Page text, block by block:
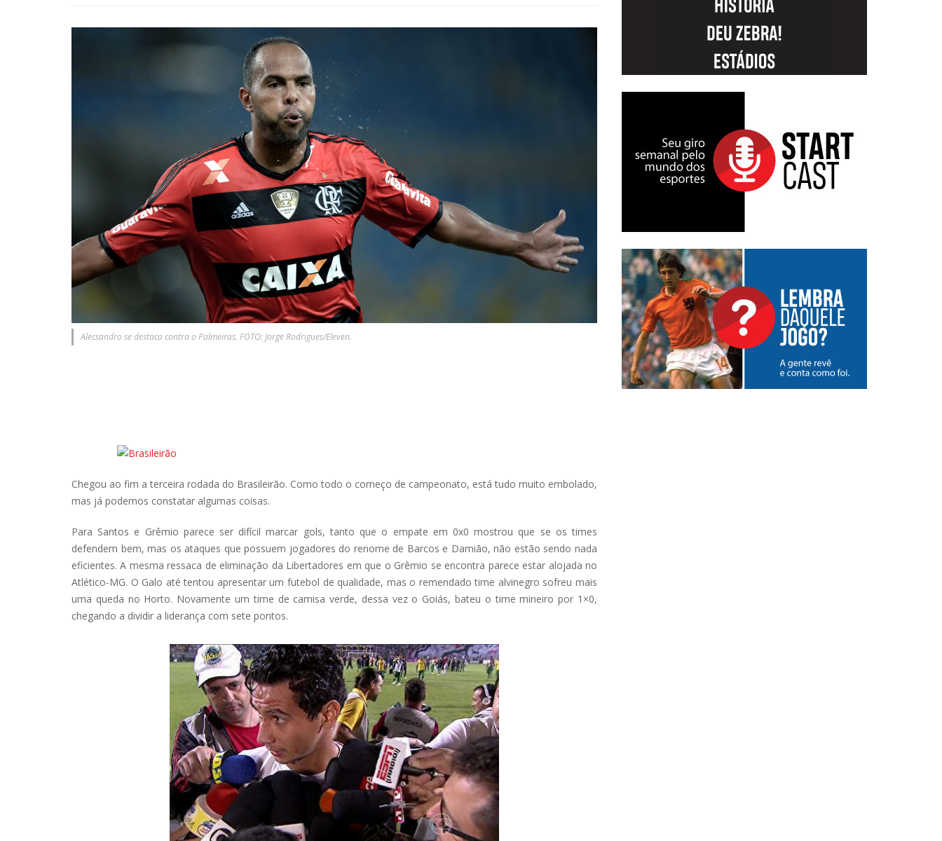
Alecsandro se destaca contra o Palmeiras. FOTO: Jorge Rodrigues/Eleven.
Chegou ao fim a terceira rodada do Brasileirão. Como todo o começo de campeonato, está tudo muito embolado,
mas já podemos constatar algumas coisas.
Para Santos e Grêmio parece ser difícil marcar gols, tanto que o empate em 0x0 mostrou que se os times
defendem bem, mas os ataques que possuem jogadores do renome de Barcos e Damião, não estão sendo nada
eficientes. A mesma ressaca de eliminação da Libertadores em que o Grêmio se encontra parece estar alojada no
Atlético-MG. O Galo até tentou apresentar um futebol de qualidade, mas o remendado time alvinegro sofreu mais
uma queda no Horto. Novamente um time de camisa verde, dessa vez o Goiás, bateu o time mineiro por 1×0,
chegando a dividir a liderança com sete pontos.